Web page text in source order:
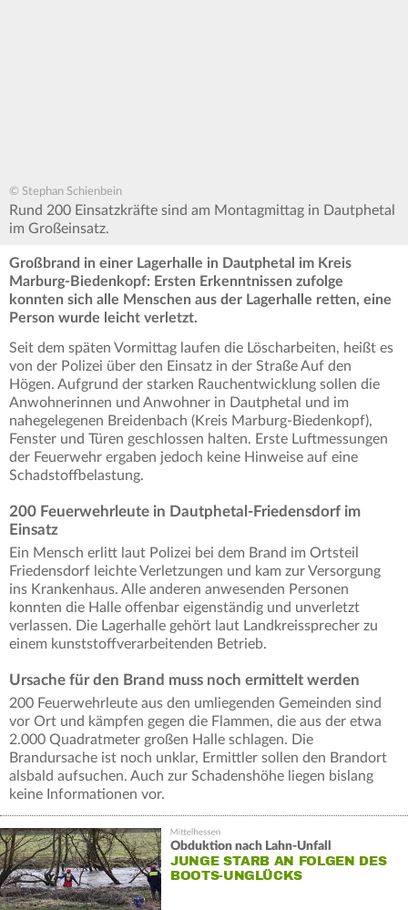
© Stephan Schienbein
Rund 200 Einsatzkräfte sind am Montagmittag in Dautphetal
im Großeinsatz.
Großbrand in einer Lagerhalle in Dautphetal im Kreis
Marburg-Biedenkopf: Ersten Erkenntnissen zufolge
konnten sich alle Menschen aus der Lagerhalle retten, eine
Person wurde leicht verletzt.
Seit dem späten Vormittag laufen die Löscharbeiten, heißt es
von der Polizei über den Einsatz in der Straße Auf den
Högen. Aufgrund der starken Rauchentwicklung sollen die
Anwohnerinnen und Anwohner in Dautphetal und im
nahegelegenen Breidenbach (Kreis Marburg-Biedenkopf),
Fenster und Türen geschlossen halten. Erste Luftmessungen
der Feuerwehr ergaben jedoch keine Hinweise auf eine
Schadstoffbelastung.
200 Feuerwehrleute in Dautphetal-Friedensdorf im
Einsatz
Ein Mensch erlitt laut Polizei bei dem Brand im Ortsteil
Friedensdorf leichte Verletzungen und kam zur Versorgung
ins Krankenhaus. Alle anderen anwesenden Personen
konnten die Halle offenbar eigenständig und unverletzt
verlassen. Die Lagerhalle gehört laut Landkreissprecher zu
einem kunststoffverarbeitenden Betrieb.
Ursache für den Brand muss noch ermittelt werden
200 Feuerwehrleute aus den umliegenden Gemeinden sind
vor Ort und kämpfen gegen die Flammen, die aus der etwa
2.000 Quadratmeter großen Halle schlagen. Die
Brandursache ist noch unklar, Ermittler sollen den Brandort
alsbald aufsuchen. Auch zur Schadenshöhe liegen bislang
keine Informationen vor.
Obduktion nach Lahn-Unfall
JUNGE STARB AN FOLGEN DES
BOOTS-UNGLÜCKS